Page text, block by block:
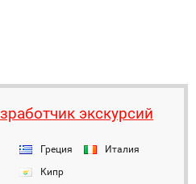
экскурсий
Греция
Италия
Кипр